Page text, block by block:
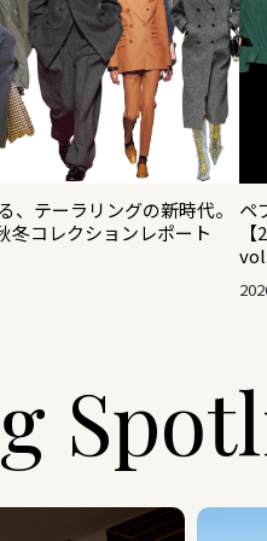
、テーラリングの新時代。
冬コレクションレポート
ペ